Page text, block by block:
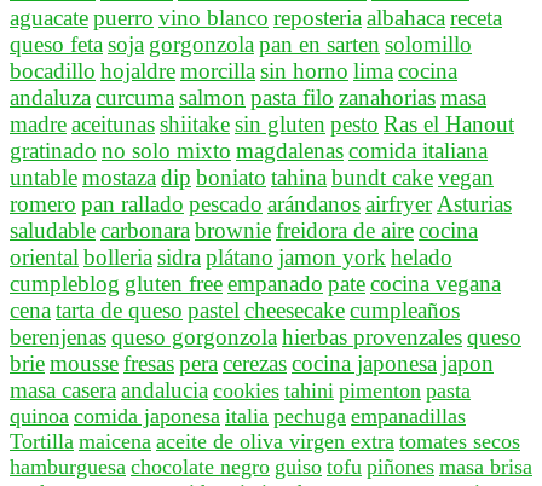
aguacatepuerro vino blanco reposteriaalbahacareceta
queso fetasoja gorgonzolapan en sarten solomillo
bocadillo hojaldremorcillasin horno limacocina
andaluzacurcumasalmon pasta filo zanahoriasmasa
madreaceitunasshiitakesin gluten pesto Ras el Hanout
gratinado no solo mixto magdalenascomida italiana
untablemostazadip boniato tahinabundt cakevegan
romero pan rallado pescado arándanosairfryerAsturias
saludablecarbonarabrowniefreidora de airecocina
orientalbolleriasidraplátano jamon yorkhelado
cumpleblog gluten freeempanado patecocina vegana
cenatarta de queso pastelcheesecakecumpleaños
berenjenasqueso gorgonzolahierbas provenzalesqueso
briemoussefresasperacerezascocina japonesajapon
masa caseraandalucia cookies tahini pimenton pasta
quinoa comida japonesa italia pechuga empanadillas
Tortilla maicena aceite de oliva virgen extra tomates secos
hamburguesa chocolate negro guiso tofu piñones masa brisa